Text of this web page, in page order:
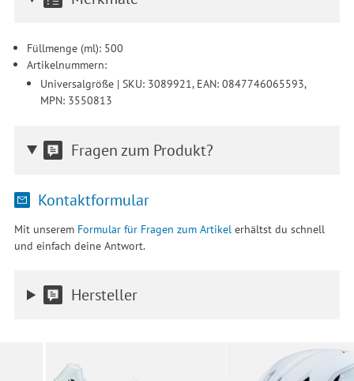
Füllmenge (ml): 500
Artikelnummern:
Universalgröße | SKU: 3089921, EAN: 0847746065593,
MPN: 3550813
Fragen zum Produkt?
Kontaktformular
Mit unserem Formular für Fragen zum Artikel erhältst du schnell
und einfach deine Antwort.
Hersteller